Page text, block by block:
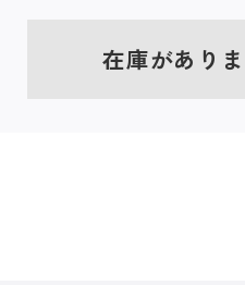
在庫があり